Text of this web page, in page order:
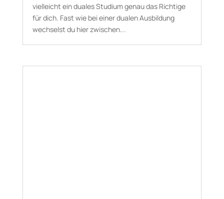
vielleicht ein duales Studium genau das Richtige
für dich. Fast wie bei einer dualen Ausbildung
wechselst du hier zwischen...